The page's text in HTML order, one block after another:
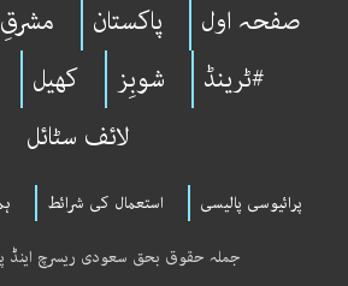
صفحہ اول پاکستان
#ٹرینڈ
شوبِز کھیل
لائف سٹائل
پرائیوسی پالیسی استعمال کی شرائط
جملہ حقوق بحق سعودی ریسرچ اینڈ